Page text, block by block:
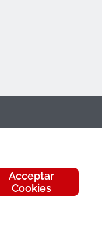
Acceptar
Cookies